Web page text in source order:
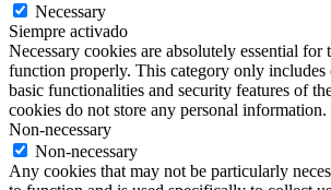
Necessary
Siempre activado
Necessary cookies are absolutely essential for
function properly. This category only includes
basic functionalities and security features of
cookies do not store any personal information.
Non-necessary
Non-necessary
Any cookies that may not be particularly